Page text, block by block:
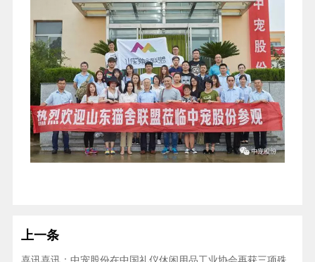
上一条
喜讯喜讯：中宠股份在中国礼仪休闲用品工业协会再获三项殊